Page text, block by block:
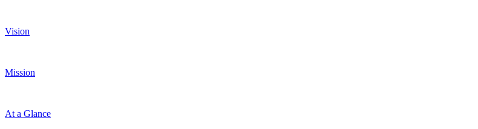
Vision
Mission
At a Glance